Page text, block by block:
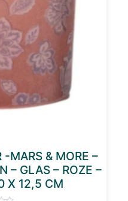
-MARS & MORE –
– GLAS – ROZE –
X 12,5 CM